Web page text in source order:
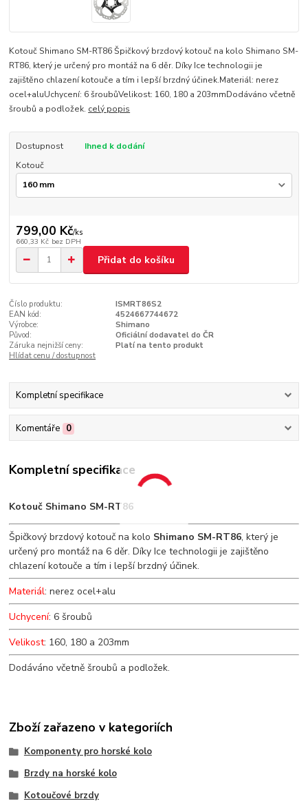
Kotouč Shimano SM-RT86 Špičkový brzdový kotouč na kolo Shimano SM-
RT86, který je určený pro montáž na 6 děr. Díky Ice technologii je
zajištěno chlazení kotouče a tím i lepší brzdný účinek.Materiál: nerez
ocel+aluUchycení: 6 šroubůVelikost: 160, 180 a 203mmDodáváno včetně
šroubů a podložek. celý popis
Dostupnost
Ihned k dodání
Kotouč
799,00 Kč/ks
660,33 Kč bez DPH
Přidat do košíku
Číslo produktu:
ISMRT86S2
EAN kód:
4524667744672
Výrobce:
Shimano
Původ:
Oficiální dodavatel do ČR
Záruka nejnižší ceny:
Platí na tento produkt
Hlídat cenu / dostupnost
Kompletní specifikace
Komentáře 0
Kompletní specifikace
Kotouč Shimano SM-RT86
Špičkový brzdový kotouč na kolo Shimano SM-RT86, který je
určený pro montáž na 6 děr. Díky Ice technologii je zajištěno
chlazení kotouče a tím i lepší brzdný účinek.
Materiál: nerez ocel+alu
Uchycení: 6 šroubů
Velikost: 160, 180 a 203mm
Dodáváno včetně šroubů a podložek.
Zboží zařazeno v kategoriích
Komponenty pro horské kolo
Brzdy na horské kolo
Kotoučové brzdy